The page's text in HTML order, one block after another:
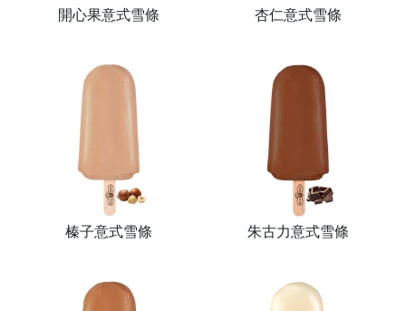
開心果意式雪條 杏仁意式雪條
榛子意式雪條 朱古力意式雪條